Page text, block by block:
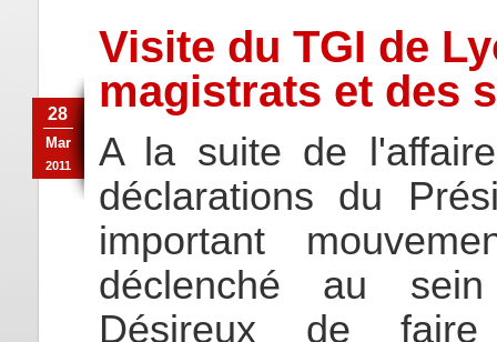
Visite du TGI de
magistrats et des
28
Mar
2011
A la suite de
déclarations du
important
déclenché au
Désireux de